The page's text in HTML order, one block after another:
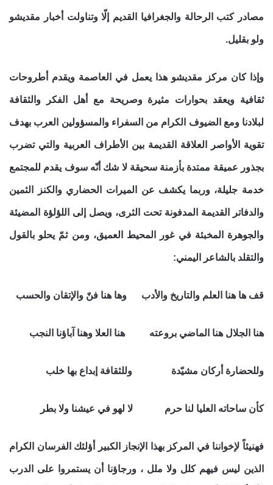
مصادر كتب الرحالة والجغرافيا القديم إلّا وتناولت أخبار مقديشو
ولو بقليل.
وإذا كان مركز مقديشو هذا يعمل في العاصمة ويقدم أطروحات
ثقافية ويعقد بحوارات مثيرة وصريحة مع أهل الفكر والثقافة
لبلادنا ومع الضيوف الكرام من السفراء والمسؤولين العرب بهدف
تقوية الأواصر العلاقة القديمة بين الأطراف العربية والتي تضرب
بجذور عميقة ممتدة بأزمنة سحيقة لا شك أنّه سوف يقدم للمجتمع
خدمة جليلة، وربما يكشف عن الميرات الحضاري والكنز الثمين
والدفاتر القديمة المدفونة تحت الثرى، ويصل إلى اللؤلؤة المضيئة
والجوهرة المخبئة في غور المحيط العميق، ومن ثمّ يحلو بالقول
والتقلد بالشاعر اليمني:
قف ها هنا العلم والتاريخ والأدب وها هنا فنّ والإتقان والحسب
هنا الجلال هنا الماضي بروعته هنا العلا وهنا آباؤنا النجب
وللحضارة أركان مشيّدة وللثقافة إبداع بها خلب
كأن ساحاته العليا لنا حرم لا لهو في عيشنا ولا بطر
فهنيئاً لإخواننا في المركز بهذا الإنجاز الكبير أؤلئك الفرسان الكرام
الذين ليس فيهم كلل ولا ملل ، ورجاؤنا أن يستمروا على الدرب